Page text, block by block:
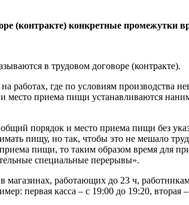
(контракте) конкретные промежутки
в трудовом договоре (контракте).
работах, где по условиям производства
место приема пищи устанавливаются
порядок и место приема пищи без
пищу, но так, чтобы это не мешало
пищи, то таким образом время для
специальные перерывы».
работающих до 23 ч,
первая касса – с 19:00 до 19:20, вторая